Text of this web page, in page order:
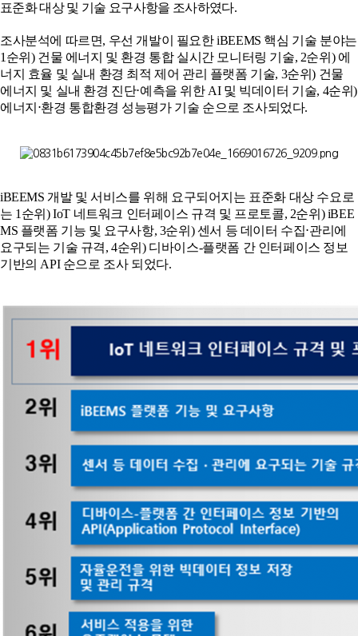
표준화 대상 및 기술 요구사항을 조사하였다.
조사분석에 따르면, 우선 개발이 필요한iBEEMS 핵심 기술 분야는
1 순위 ) 건물 에너지 및 환경 통합 실시간 모니터링 기술, 2순위 ) 에
너지 효율 및 실내 환경 최적 제어 관리 플랫폼 기술, 3순위) 건물
에너지 및 실내 환경 진단⋅예측을 위한 AI 및 빅데이터 기술, 4순위)
에너지 ⋅환경 통합환경 성능평가 기술 순으로 조사되었다.
iBEEMS개발 및 서비스를 위해 요구되어지는 표준화 대상 수요로
는 1순위) IoT 네트워크 인터페이스 규격 및 프로토콜, 2순위 ) iBEE
MS 플랫폼 기능 및 요구사항, 3순위 )센서 등 데이터 수집⋅관리에
요구되는 기술 규격, 4순위) 디바이스-플랫폼 간 인터페이스 정보
기반의API 순으로 조사 되었다.